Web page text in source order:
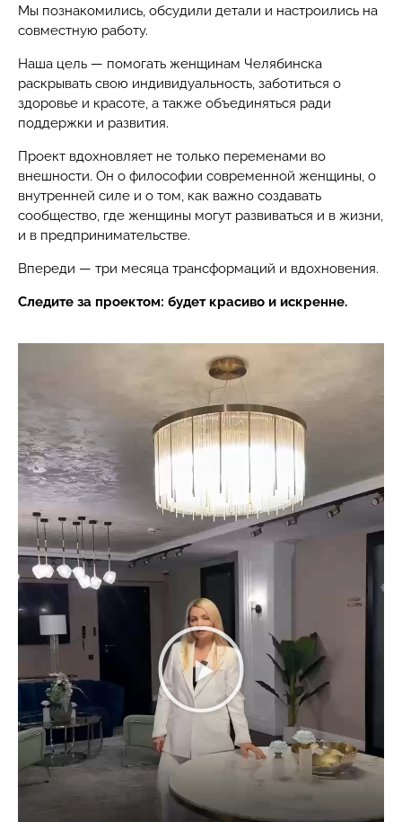
Мы познакомились, обсудили детали и настроились на
совместную работу.
Наша цель — помогать женщинам Челябинска
раскрывать свою индивидуальность, заботиться о
здоровье и красоте, а также объединяться ради
поддержки и развития.
Проект вдохновляет не только переменами во
внешности. Он о философии современной женщины, о
внутренней силе и о том, как важно создавать
сообщество, где женщины могут развиваться и в жизни,
и в предпринимательстве.
Впереди — три месяца трансформаций и вдохновения.
Следите за проектом: будет красиво и искренне.